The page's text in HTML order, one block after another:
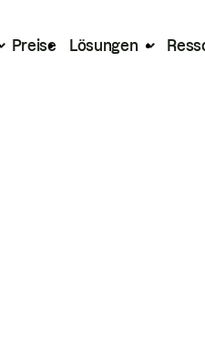
Preise Lösungen